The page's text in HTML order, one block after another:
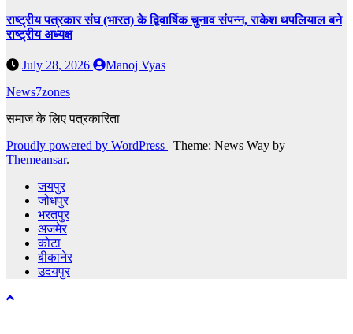
राष्ट्रीय पत्रकार संघ (भारत) के द्विवार्षिक चुनाव संपन्न, राकेश थपलियाल बने
राष्ट्रीय अध्यक्ष
July 28, 2026
Manoj Vyas
News7zones
समाज के लिए पत्रकारिता
Proudly powered by WordPress
Theme: News Way by
Themeansar.
जयपुर
जोधपुर
भरतपुर
अजमेर
कोटा
बीकानेर
उदयपुर